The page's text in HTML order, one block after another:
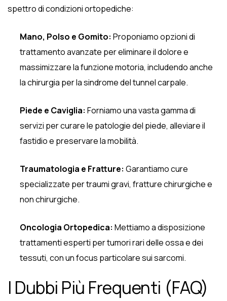
spettro di condizioni ortopediche:
Mano, Polso e Gomito: Proponiamo opzioni di
trattamento avanzate per eliminare il dolore e
massimizzare la funzione motoria, includendo anche
la chirurgia per la sindrome del tunnel carpale.
Piede e Caviglia: Forniamo una vasta gamma di
servizi per curare le patologie del piede, alleviare il
fastidio e preservare la mobilità.
Traumatologia e Fratture: Garantiamo cure
specializzate per traumi gravi, fratture chirurgiche e
non chirurgiche.
Oncologia Ortopedica: Mettiamo a disposizione
trattamenti esperti per tumori rari delle ossa e dei
tessuti, con un focus particolare sui sarcomi.
I Dubbi Più Frequenti (FAQ)